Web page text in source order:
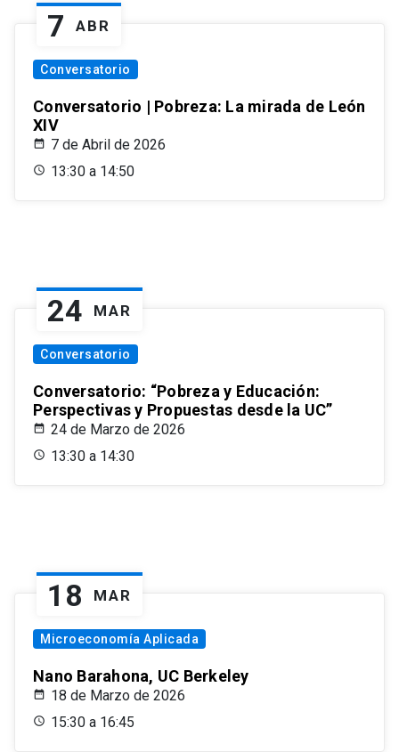
7 ABR
Conversatorio
Conversatorio | Pobreza: La mirada de León
XIV
7 de Abril de 2026
13:30 a 14:50
24 MAR
Conversatorio
Conversatorio: “Pobreza y Educación:
Perspectivas y Propuestas desde la UC”
24 de Marzo de 2026
13:30 a 14:30
18 MAR
Microeconomía Aplicada
Nano Barahona, UC Berkeley
18 de Marzo de 2026
15:30 a 16:45